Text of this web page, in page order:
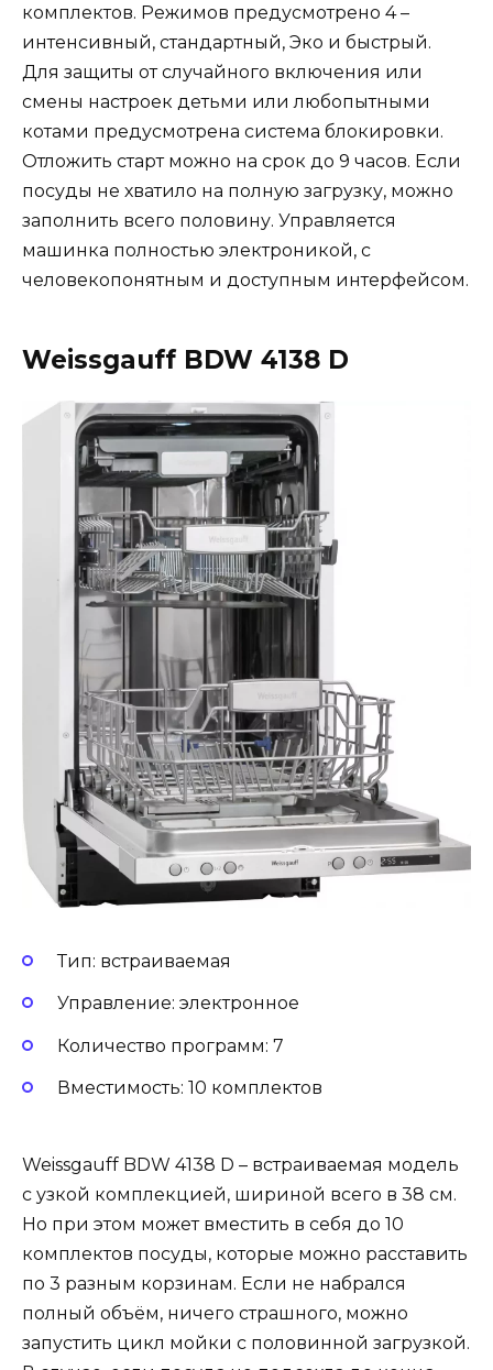
комплектов. Режимов предусмотрено 4 –
интенсивный, стандартный, Эко и быстрый.
Для защиты от случайного включения или
смены настроек детьми или любопытными
котами предусмотрена система блокировки.
Отложить старт можно на срок до 9 часов. Если
посуды не хватило на полную загрузку, можно
заполнить всего половину. Управляется
машинка полностью электроникой, с
человекопонятным и доступным интерфейсом.
Weissgauff BDW 4138 D
Тип: встраиваемая
Управление: электронное
Количество программ: 7
Вместимость: 10 комплектов
Weissgauff BDW 4138 D – встраиваемая модель
с узкой комплекцией, шириной всего в 38 см.
Но при этом может вместить в себя до 10
комплектов посуды, которые можно расставить
по 3 разным корзинам. Если не набрался
полный объём, ничего страшного, можно
запустить цикл мойки с половинной загрузкой.